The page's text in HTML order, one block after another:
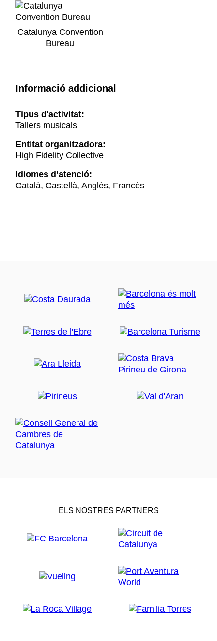
Catalunya Convention
Bureau
Informació addicional
Tipus d'activitat:
Tallers musicals
Entitat organitzadora:
High Fidelity Collective
Idiomes d’atenció:
Català, Castellà, Anglès, Francès
ELS NOSTRES PARTNERS